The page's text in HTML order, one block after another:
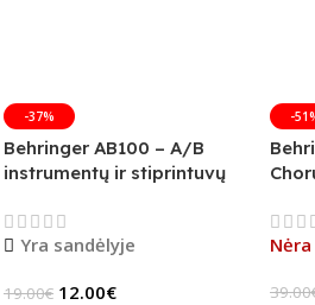
-37%
Behringer AB100 – A/B
instrumentų ir stiprintuvų
Yra sandėlyje
19.00€ 12.00€
-
39.00